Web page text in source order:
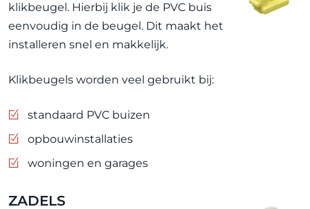
klikbeugel. Hierbij klik je de PVC buis
eenvoudig in de beugel. Dit maakt het
installeren snel en makkelijk.
Klikbeugels worden veel gebruikt bij:
standaard PVC buizen
opbouwinstallaties
woningen en garages
ZADELS